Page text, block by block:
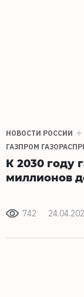
НОВОСТИ РОССИИ
ГАЗПРОМ
К 2030 году
миллионов
742